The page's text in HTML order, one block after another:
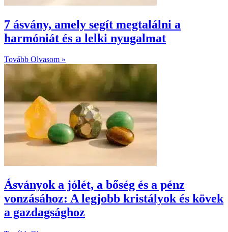
7 ásvány, amely segít megtalálni a
harmóniát és a lelki nyugalmat
Tovább Olvasom »
Ásványok a jólét, a bőség és a pénz
vonzásához: A legjobb kristályok és kövek
a gazdagsághoz